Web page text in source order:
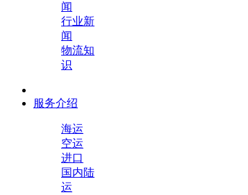
闻
行业新
闻
物流知
识
服务介绍
海运
空运
进口
国内陆
运